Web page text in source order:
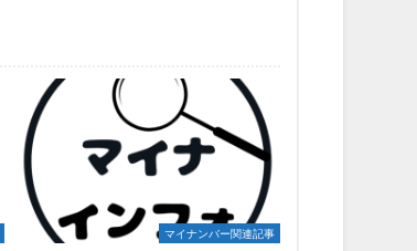
マイナンバー関連記事